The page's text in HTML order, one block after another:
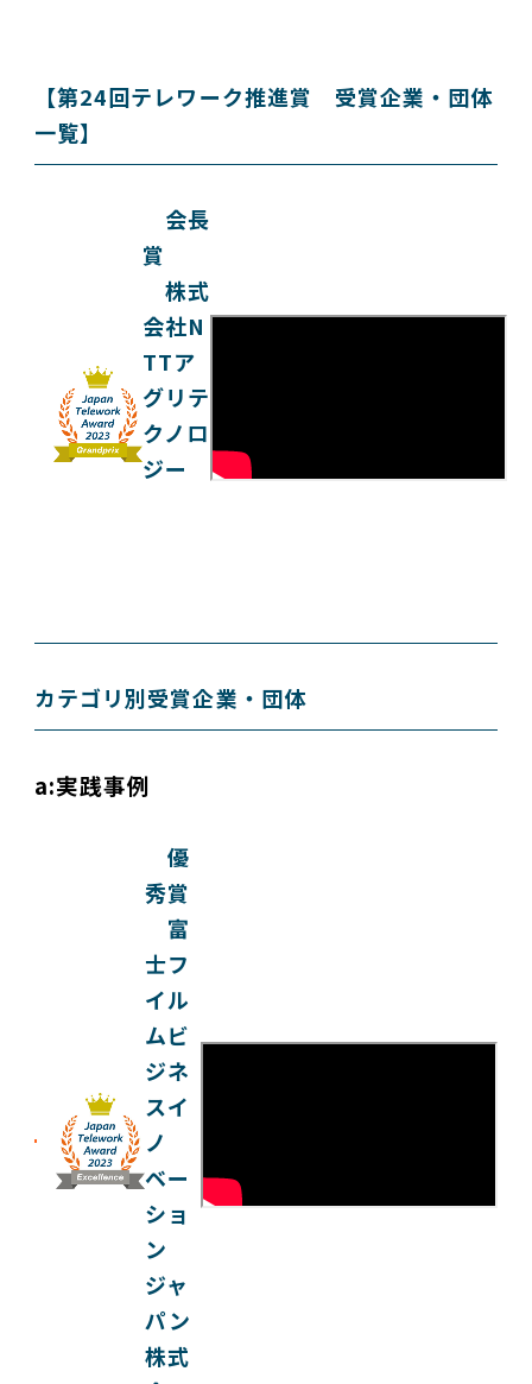
【第24回テレワーク推進賞 受賞企業・団体
一覧】
会長
賞
株式
会社N
TTア
グリテ
クノロ
ジー
カテゴリ別受賞企業・団体
a:実践事例
優
秀賞
富
士フ
イル
ムビ
ジネ
スイ
ノ
ベー
ショ
ン
ジャ
パン
株式